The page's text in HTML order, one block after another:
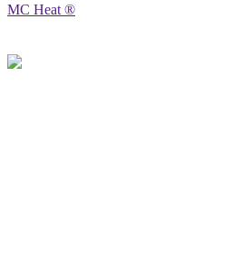
MC Heat ®